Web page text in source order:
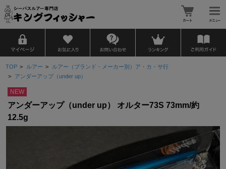
TOP > ルアー > ルアー（ブランド・メーカー別）ア・カ・サ行
> アンダーアップ（under up）
NEW
アンダーアップ（under up） オルター73S 73mm/約
12.5g